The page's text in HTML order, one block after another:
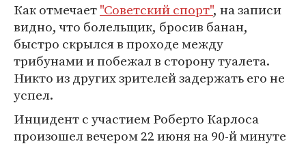
Как отмечает"Советский спорт", на записи
видно, что болельщик, бросив банан,
быстро скрылся в проходе между
трибунами и побежал в сторону туалета.
Никто из других зрителей задержать его не
успел.
Инцидент с участием Роберто Карлоса
произошел вечером 22 июня на 90-й минуте